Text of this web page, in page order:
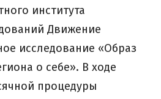
института
Движение
исследование «Образ
о себе». В ходе
процедуры